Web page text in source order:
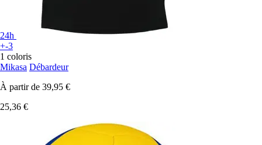
24h
+-3
1 coloris
Mikasa Débardeur
À partir de 39,95 €
25,36 €